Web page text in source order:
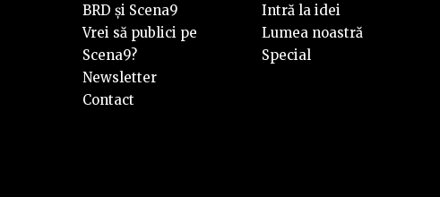
BRD și Scena9
Vrei să publici pe
Scena9?
Newsletter
Contact
Intră la idei
Lumea noastră
Special